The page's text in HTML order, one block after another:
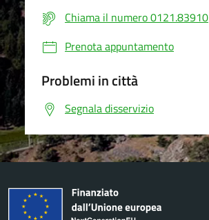
Chiama il numero 0121.83910
Prenota appuntamento
Problemi in città
Segnala disservizio